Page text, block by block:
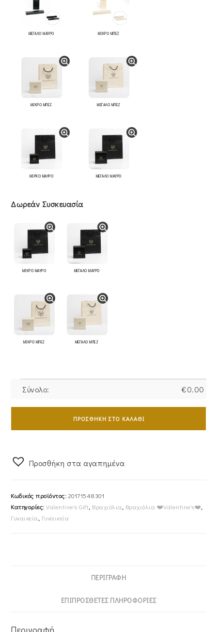
ΜΕΓΑΛΟ ΜΑΥΡΟ ΜΙΚΡΟ ΜΠΕΖ
ΜΙΚΡΟ ΜΠΕΖ ΜΕΓΑΛΟ ΜΠΕΖ
ΜΙΡΚΟ ΜΑΥΡΟ ΜΕΓΑΛΟ ΜΑΥΡΟ
Δωρεάν Συσκευασία
ΜΙΚΡΟ ΜΑΥΡΟ ΜΕΓΑΛΟ ΜΑΥΡΟ
ΜΙΚΡΟ ΜΠΕΖ ΜΕΓΑΛΟ ΜΠΕΖ
Σύνολο: €0.00
Βραχιόλι
Επιχρυσωμένο
Με
ΠΡΟΣΘΉΚΗ ΣΤΟ ΚΑΛΆΘΙ
Προσθήκη στα αγαπημένα
Κωδικός προϊόντος: 20171548301
Κατηγορίες:Valentine's Gift, Βραχιόλια, Βραχιόλια ❤️Valentine's❤️,
Γυναικεία, Γυναικεία
ΠΕΡΙΓΡΑΦΉ
ΕΠΙΠΡΌΣΘΕΤΕΣ ΠΛΗΡΟΦΟΡΊΕΣ
Περιγραφή